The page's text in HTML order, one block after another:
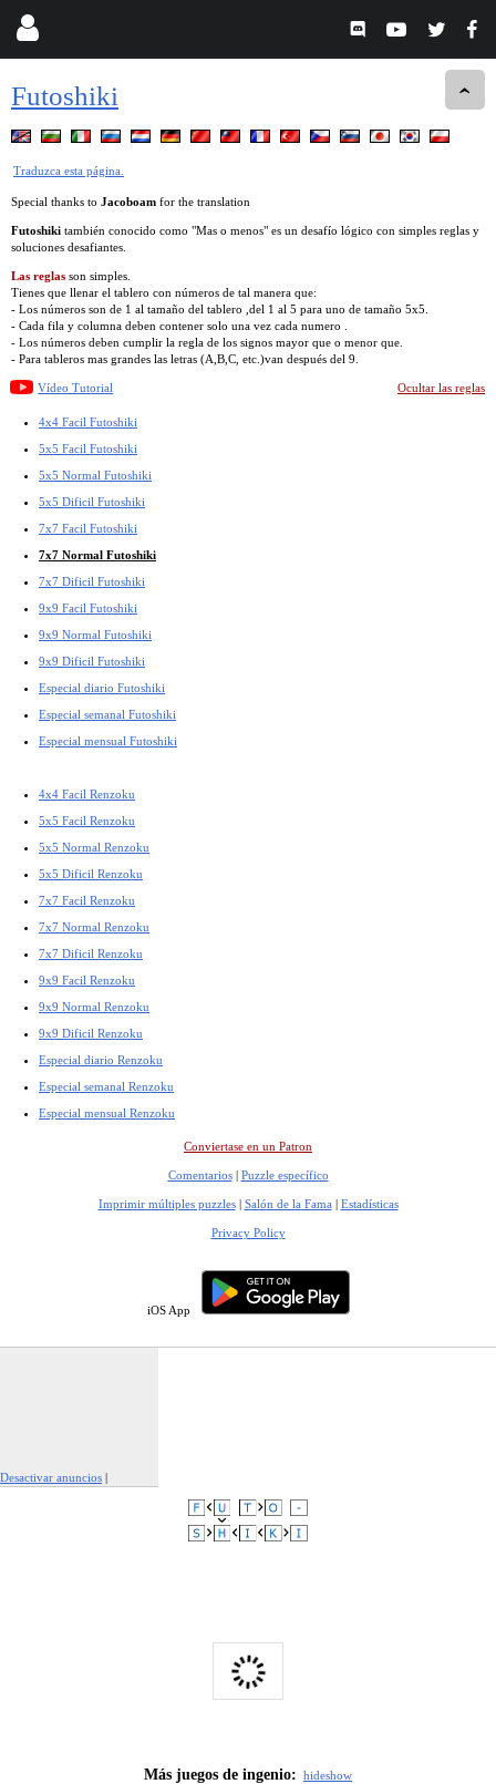
Futoshiki
Traduzca esta página.
Special thanks to Jacoboam for the translation
Futoshiki también conocido como "Mas o menos" es un desafío lógico con simples reglas y
soluciones desafiantes.
Las reglas son simples.
Tienes que llenar el tablero con números de tal manera que:
- Los números son de 1 al tamaño del tablero ,del 1 al 5 para uno de tamaño 5x5.
- Cada fila y columna deben contener solo una vez cada numero .
- Los números deben cumplir la regla de los signos mayor que o menor que.
- Para tableros mas grandes las letras (A,B,C, etc.)van después del 9.
Vídeo Tutorial Ocultar las reglas
4x4 Facil Futoshiki
5x5 Facil Futoshiki
5x5 Normal Futoshiki
5x5 Dificil Futoshiki
7x7 Facil Futoshiki
7x7 Normal Futoshiki
7x7 Dificil Futoshiki
9x9 Facil Futoshiki
9x9 Normal Futoshiki
9x9 Dificil Futoshiki
Especial diario Futoshiki
Especial semanal Futoshiki
Especial mensual Futoshiki
4x4 Facil Renzoku
5x5 Facil Renzoku
5x5 Normal Renzoku
5x5 Dificil Renzoku
7x7 Facil Renzoku
7x7 Normal Renzoku
7x7 Dificil Renzoku
9x9 Facil Renzoku
9x9 Normal Renzoku
9x9 Dificil Renzoku
Especial diario Renzoku
Especial semanal Renzoku
Especial mensual Renzoku
Conviertase en un Patron
Comentarios| Puzzle específico
Imprimir múltiples puzzles| Salón de la Fama | Estadísticas
Privacy Policy
iOS App
Desactivar anuncios |
Más juegos de ingenio: hideshow